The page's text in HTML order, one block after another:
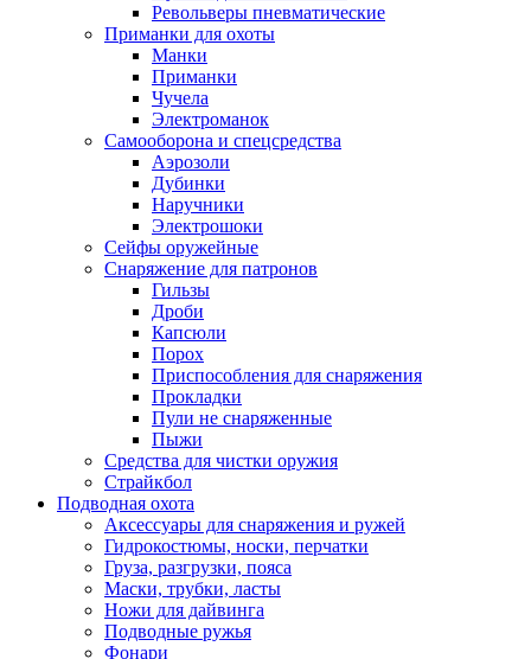
Револьверы пневматические
Приманки для охоты
Манки
Приманки
Чучела
Электроманок
Самооборона и спецсредства
Аэрозоли
Дубинки
Наручники
Электрошоки
Сейфы оружейные
Снаряжение для патронов
Гильзы
Дроби
Капсюли
Порох
Приспособления для снаряжения
Прокладки
Пули не снаряженные
Пыжи
Средства для чистки оружия
Страйкбол
Подводная охота
Аксессуары для снаряжения и ружей
Гидрокостюмы, носки, перчатки
Груза, разгрузки, пояса
Маски, трубки, ласты
Ножи для дайвинга
Подводные ружья
Фонари